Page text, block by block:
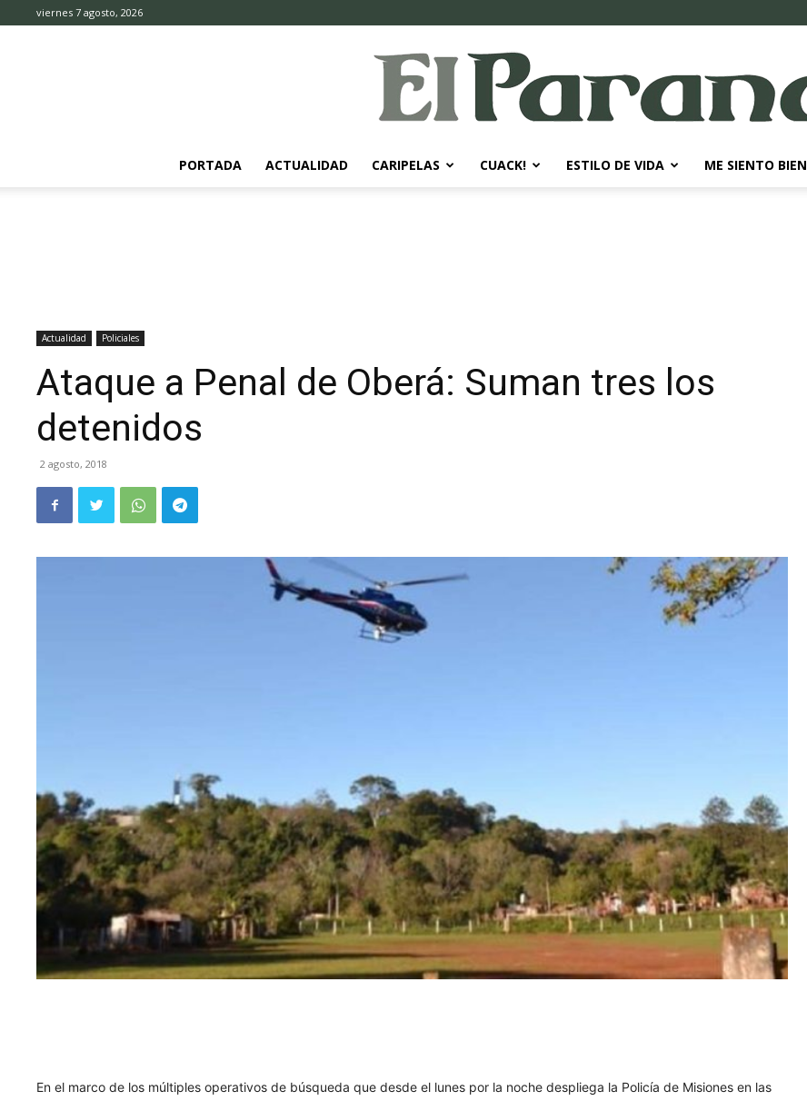
viernes 7 agosto, 2026
PORTADA ACTUALIDAD CARIPELAS CUACK! ESTILO DE VIDA ME SIENTO BIEN
Actualidad Policiales
Ataque a Penal de Oberá: Suman tres los
detenidos
2 agosto, 2018
En el marco de los múltiples operativos de búsqueda que desde el lunes por la noche despliega la Policía de Misiones en las